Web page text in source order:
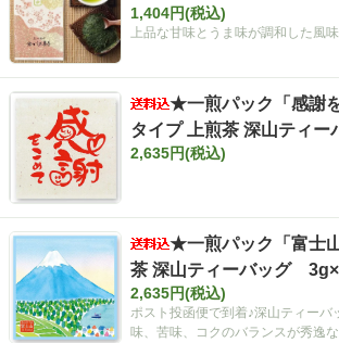
1,404円(税込)
上品な甘味とうま味が調和した風
★一煎パック「感謝
タイプ 上煎茶 深山ティ
入 まとめ買いセット【ポ
2,635円(税込)
★一煎パック「富
茶 深山ティーバッグ
いセット【ポスト投函便・
2,635円(税込)
ポスト投函便で到着♪深山ティーバ
味、苦味、コクのバランスが秀逸